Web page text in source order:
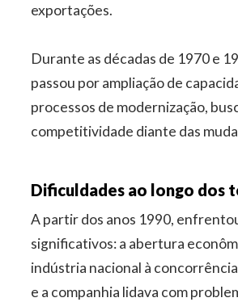
exportações.
Durante as décadas de 1970 e
passou por ampliação de
processos de modernização,
competitividade diante das
Dificuldades ao longo dos
A partir dos anos 1990,
significativos: a abertura
indústria nacional à
e a companhia lidava com